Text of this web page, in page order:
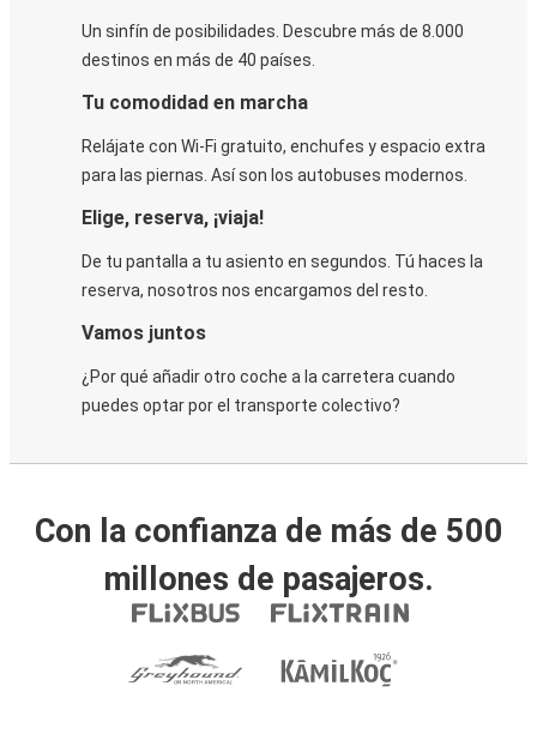
Un sinfín de posibilidades. Descubre más de 8.000
destinos en más de 40 países.
Tu comodidad en marcha
Relájate con Wi-Fi gratuito, enchufes y espacio extra
para las piernas. Así son los autobuses modernos.
Elige, reserva, ¡viaja!
De tu pantalla a tu asiento en segundos. Tú haces la
reserva, nosotros nos encargamos del resto.
Vamos juntos
¿Por qué añadir otro coche a la carretera cuando
puedes optar por el transporte colectivo?
Con la confianza de más de 500
millones de pasajeros.